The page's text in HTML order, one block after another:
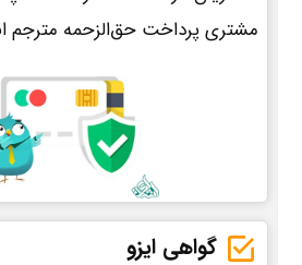
مشتری پرداخت حق‌الزحمه مترجم
گواهی ایزو